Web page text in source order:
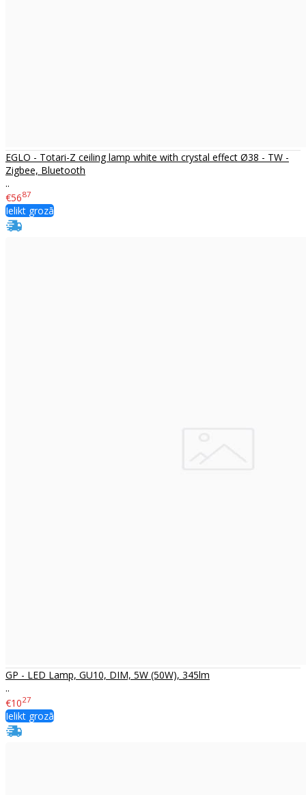
EGLO - Totari-Z ceiling lamp white with crystal effect Ø38 - TW -
Zigbee, Bluetooth
..
€5687
Ielikt grozā
GP - LED Lamp, GU10, DIM, 5W (50W), 345lm
..
€1027
Ielikt grozā